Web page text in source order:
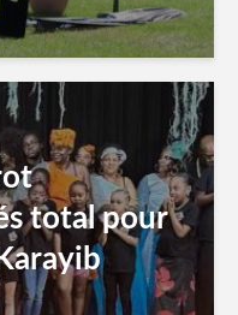
total pour